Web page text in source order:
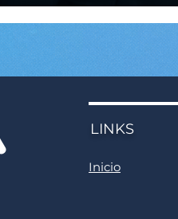
LINKS
Inicio